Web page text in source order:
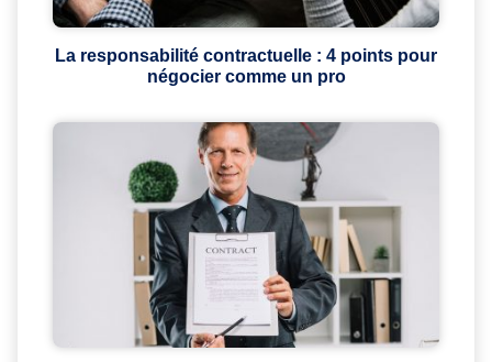
La responsabilité contractuelle : 4 points pour
négocier comme un pro